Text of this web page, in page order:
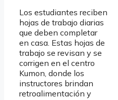
Los estudiantes reciben
hojas de trabajo diarias
que deben completar
en casa. Estas hojas de
trabajo se revisan y se
corrigen en el centro
Kumon, donde los
instructores brindan
retroalimentación y